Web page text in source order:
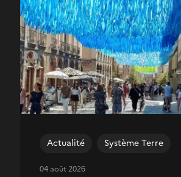
Actualité Système Terre
04 août 2026